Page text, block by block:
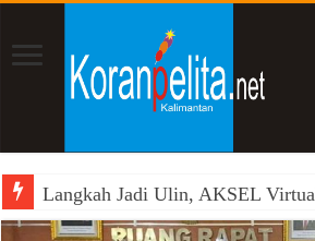
Langkah Jadi Ulin, AKSEL